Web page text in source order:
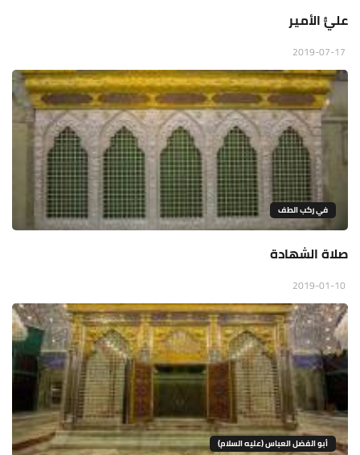
عليُّ الأمير
في ركب الطف
صلاة الشهادة
أبو الفضل العباس (عليه السلام)